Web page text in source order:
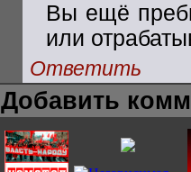
Вы ещё
или
Ответить
Добавить